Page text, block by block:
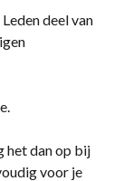
deel van
het dan op bij
voor je